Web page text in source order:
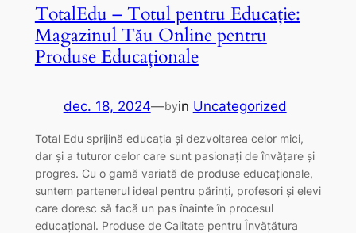
TotalEdu – Totul pentru Educație:
Magazinul Tău Online pentru
Produse Educaționale
dec. 18, 2024—byin Uncategorized
Total Edu sprijină educația și dezvoltarea celor mici,
dar și a tuturor celor care sunt pasionați de învățare și
progres. Cu o gamă variată de produse educaționale,
suntem partenerul ideal pentru părinți, profesori și elevi
care doresc să facă un pas înainte în procesul
educațional. Produse de Calitate pentru Învățătura